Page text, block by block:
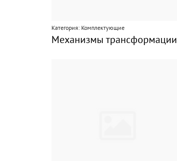
Категория: Комплектующие
Механизмы трансформации